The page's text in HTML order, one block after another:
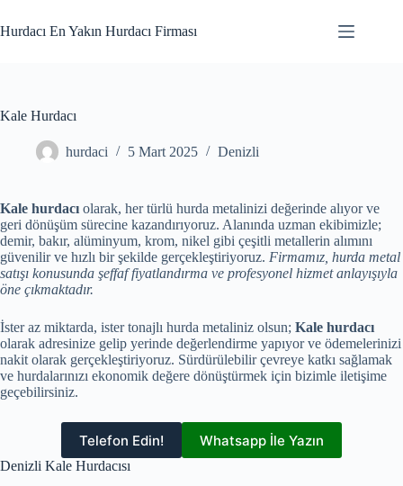
to
content
Hurdacı En Yakın Hurdacı Firması
Kale Hurdacı
hurdaci 5 Mart 2025 Denizli
Kale hurdacı olarak, her türlü hurda metalinizi değerinde alıyor ve
geri dönüşüm sürecine kazandırıyoruz. Alanında uzman ekibimizle;
demir, bakır, alüminyum, krom, nikel gibi çeşitli metallerin alımını
güvenilir ve hızlı bir şekilde gerçekleştiriyoruz. Firmamız, hurda metal
satışı konusunda şeffaf fiyatlandırma ve profesyonel hizmet anlayışıyla
öne çıkmaktadır.
İster az miktarda, ister tonajlı hurda metaliniz olsun; Kale hurdacı
olarak adresinize gelip yerinde değerlendirme yapıyor ve ödemelerinizi
nakit olarak gerçekleştiriyoruz. Sürdürülebilir çevreye katkı sağlamak
ve hurdalarınızı ekonomik değere dönüştürmek için bizimle iletişime
geçebilirsiniz.
Telefon Edin! Whatsapp İle Yazın
Denizli Kale Hurdacısı